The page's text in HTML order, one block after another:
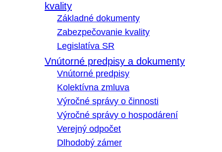
kvality
Základné dokumenty
Zabezpečovanie kvality
Legislatíva SR
Vnútorné predpisy a dokumenty
Vnútorné predpisy
Kolektívna zmluva
Výročné správy o činnosti
Výročné správy o hospodárení
Verejný odpočet
Dlhodobý zámer